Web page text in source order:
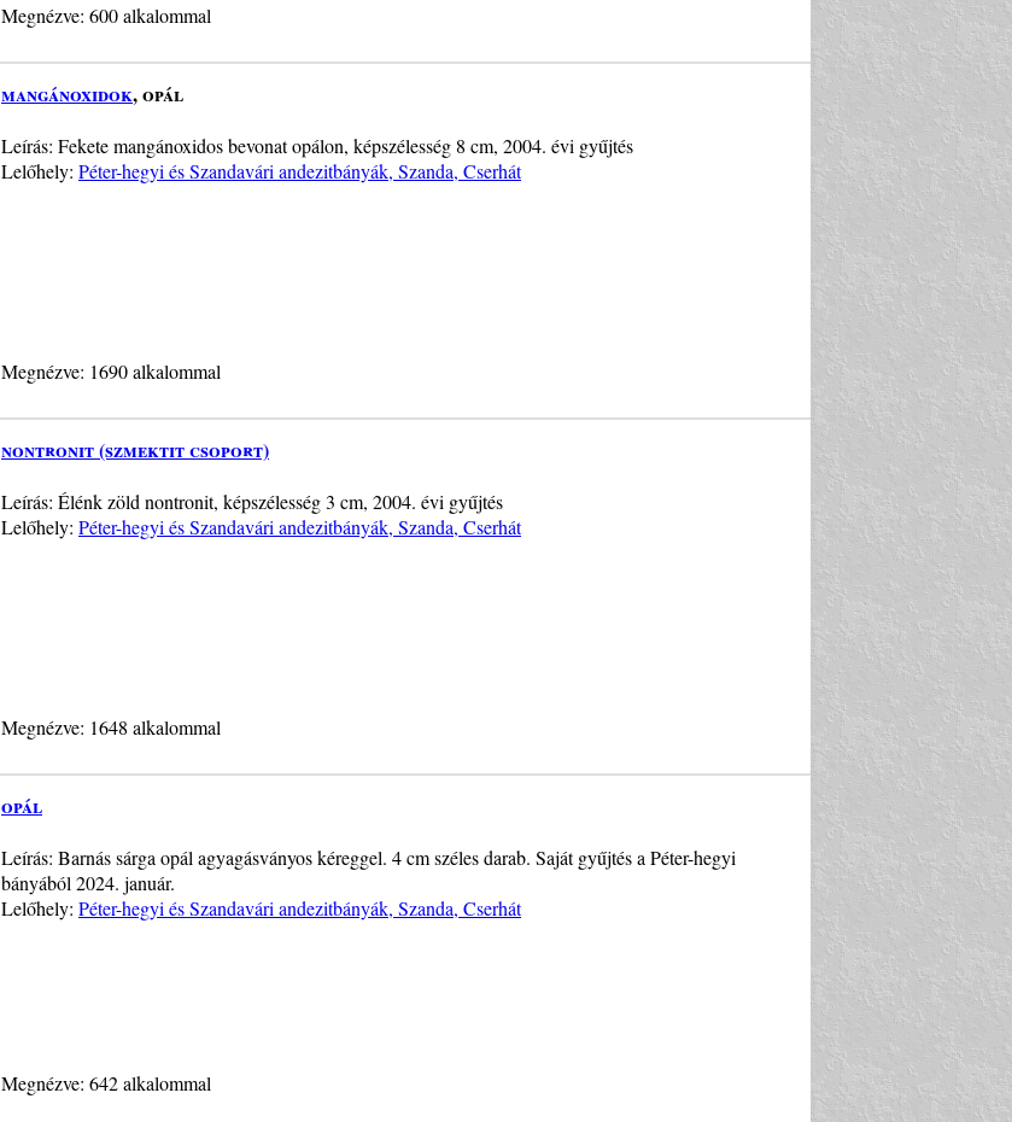
Megnézve: 600 alkalommal
mangánoxidok, opál
Leírás: Fekete mangánoxidos bevonat opálon, képszélesség 8 cm, 2004. évi gyűjtés
Lelőhely: Péter-hegyi és Szandavári andezitbányák, Szanda, Cserhát
Megnézve: 1690 alkalommal
nontronit (szmektit csoport)
Leírás: Élénk zöld nontronit, képszélesség 3 cm, 2004. évi gyűjtés
Lelőhely: Péter-hegyi és Szandavári andezitbányák, Szanda, Cserhát
Megnézve: 1648 alkalommal
opál
Leírás: Barnás sárga opál agyagásványos kéreggel. 4 cm széles darab. Saját gyűjtés a Péter-hegyi
bányából 2024. január.
Lelőhely: Péter-hegyi és Szandavári andezitbányák, Szanda, Cserhát
Megnézve: 642 alkalommal